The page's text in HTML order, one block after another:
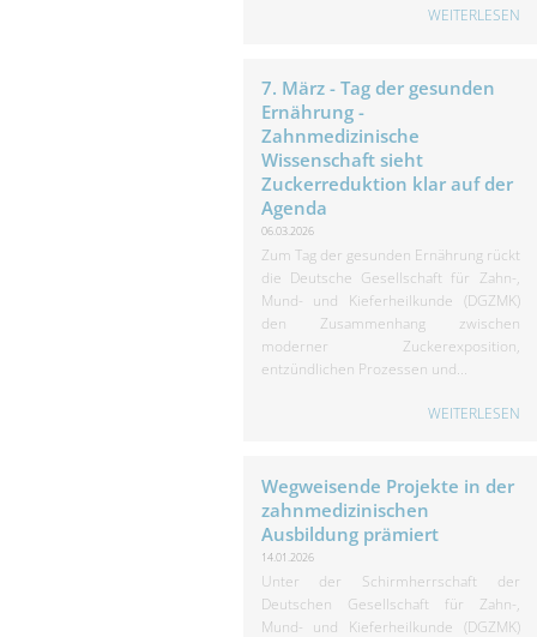
WEITERLESEN
7. März - Tag der gesunden
Ernährung -
Zahnmedizinische
Wissenschaft sieht
Zuckerreduktion klar auf der
Agenda
06.03.2026
Zum Tag der gesunden Ernährung rückt
die Deutsche Gesellschaft für Zahn-,
Mund- und Kieferheilkunde (DGZMK)
den Zusammenhang zwischen
moderner Zuckerexposition,
entzündlichen Prozessen und...
WEITERLESEN
Wegweisende Projekte in der
zahnmedizinischen
Ausbildung prämiert
14.01.2026
Unter der Schirmherrschaft der
Deutschen Gesellschaft für Zahn-,
Mund- und Kieferheilkunde (DGZMK)